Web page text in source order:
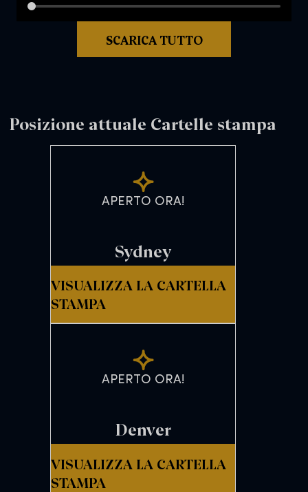
SCARICA TUTTO
Posizione attuale Cartelle stampa
APERTO ORA!
Sydney
VISUALIZZA LA CARTELLA
STAMPA
APERTO ORA!
Denver
VISUALIZZA LA CARTELLA
STAMPA